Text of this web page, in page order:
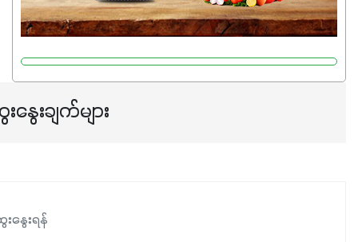
တယ်။ ဒါ့အပြင် ပန်းပွင့်ခြင်း၊အသီးသီးခြင်း၊အစေ့တည်ခြင်း
လုပ်ငန်းစဉ်များကိုလည်း အားပေးပါတယ်။ လုံလောက်တဲ့
Potassium 8%က အပင်ရဲ့ ရောဂါဒဏ်၊ရာသီဥတုဒဏ်ခံနိုင်ရည်
အရသာ ပိုမိုကောင်းမွန်စေဖို့အတွက် လိုအပ်တဲ့အာဟာရဓာတ်
ဖြစ်ပါတယ်။ ဟူးမစ်အက်စစ်ပါဝင်ပေါင်းစပ်ထားတဲ့အတွက်
နှံစားသီးနှံများ၊ပဲအမျိုးမျိုး၊ဟင်းသီးဟင်းရွက်နဲ့ ဥယျာဉ်ခြံသီးနှံ
အားလုံးမှာ အသုံးပြုနိုင်တယ်ဆိုတော့ တစ်မျိုးတည်းနဲ့ အားလုံး
နွေးချက်များ
နွေးရန်